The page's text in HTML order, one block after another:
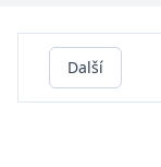
Další